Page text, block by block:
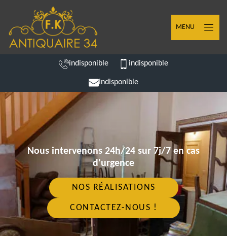
MENU
indisponible indisponible
indisponible
Nous intervenons 24h/24 sur 7j/7 en cas
d'urgence
NOS RÉALISATIONS
CONTACTEZ-NOUS !